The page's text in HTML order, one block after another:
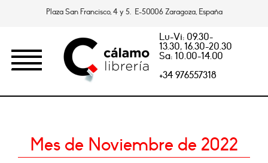
Plaza San Francisco, 4 y 5. E-50006 Zaragoza, España
Lu-Vi: 09.30-
13.30, 16.30-20.30
Sa: 10.00-14.00
+34 976557318
Mes de Noviembre de 2022